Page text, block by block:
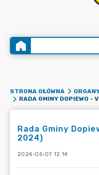
STRONA GŁÓWNA
Rada Gminy
2024)
2024-05-07 12:14